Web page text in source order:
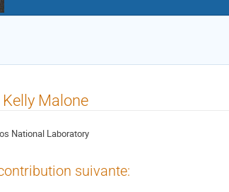
Malone
National Laboratory
suivante: